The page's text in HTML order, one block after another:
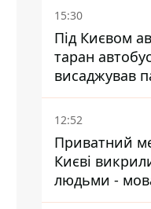
15:30
Під Києвом
таран
висаджував
зупинці -
лікарні
12:52
Приватний
Києві
людьми -
сурогатне